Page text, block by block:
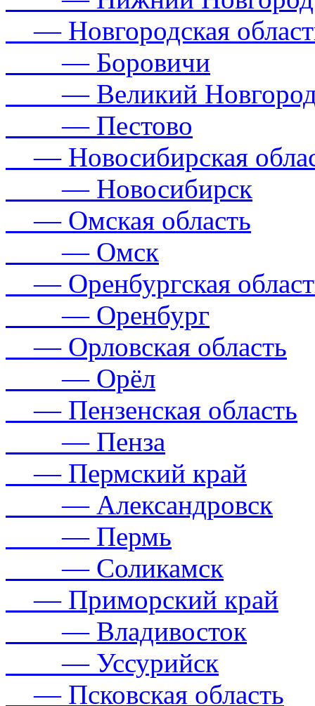
— Новгородская
— Боровичи
— Великий
— Пестово
— Новосибирская
— Новосибирск
— Омская область
— Омск
— Оренбургская
— Оренбург
— Орловская область
— Орёл
— Пензенская область
— Пенза
— Пермский край
— Александровск
— Пермь
— Соликамск
— Приморский край
— Владивосток
— Уссурийск
— Псковская область